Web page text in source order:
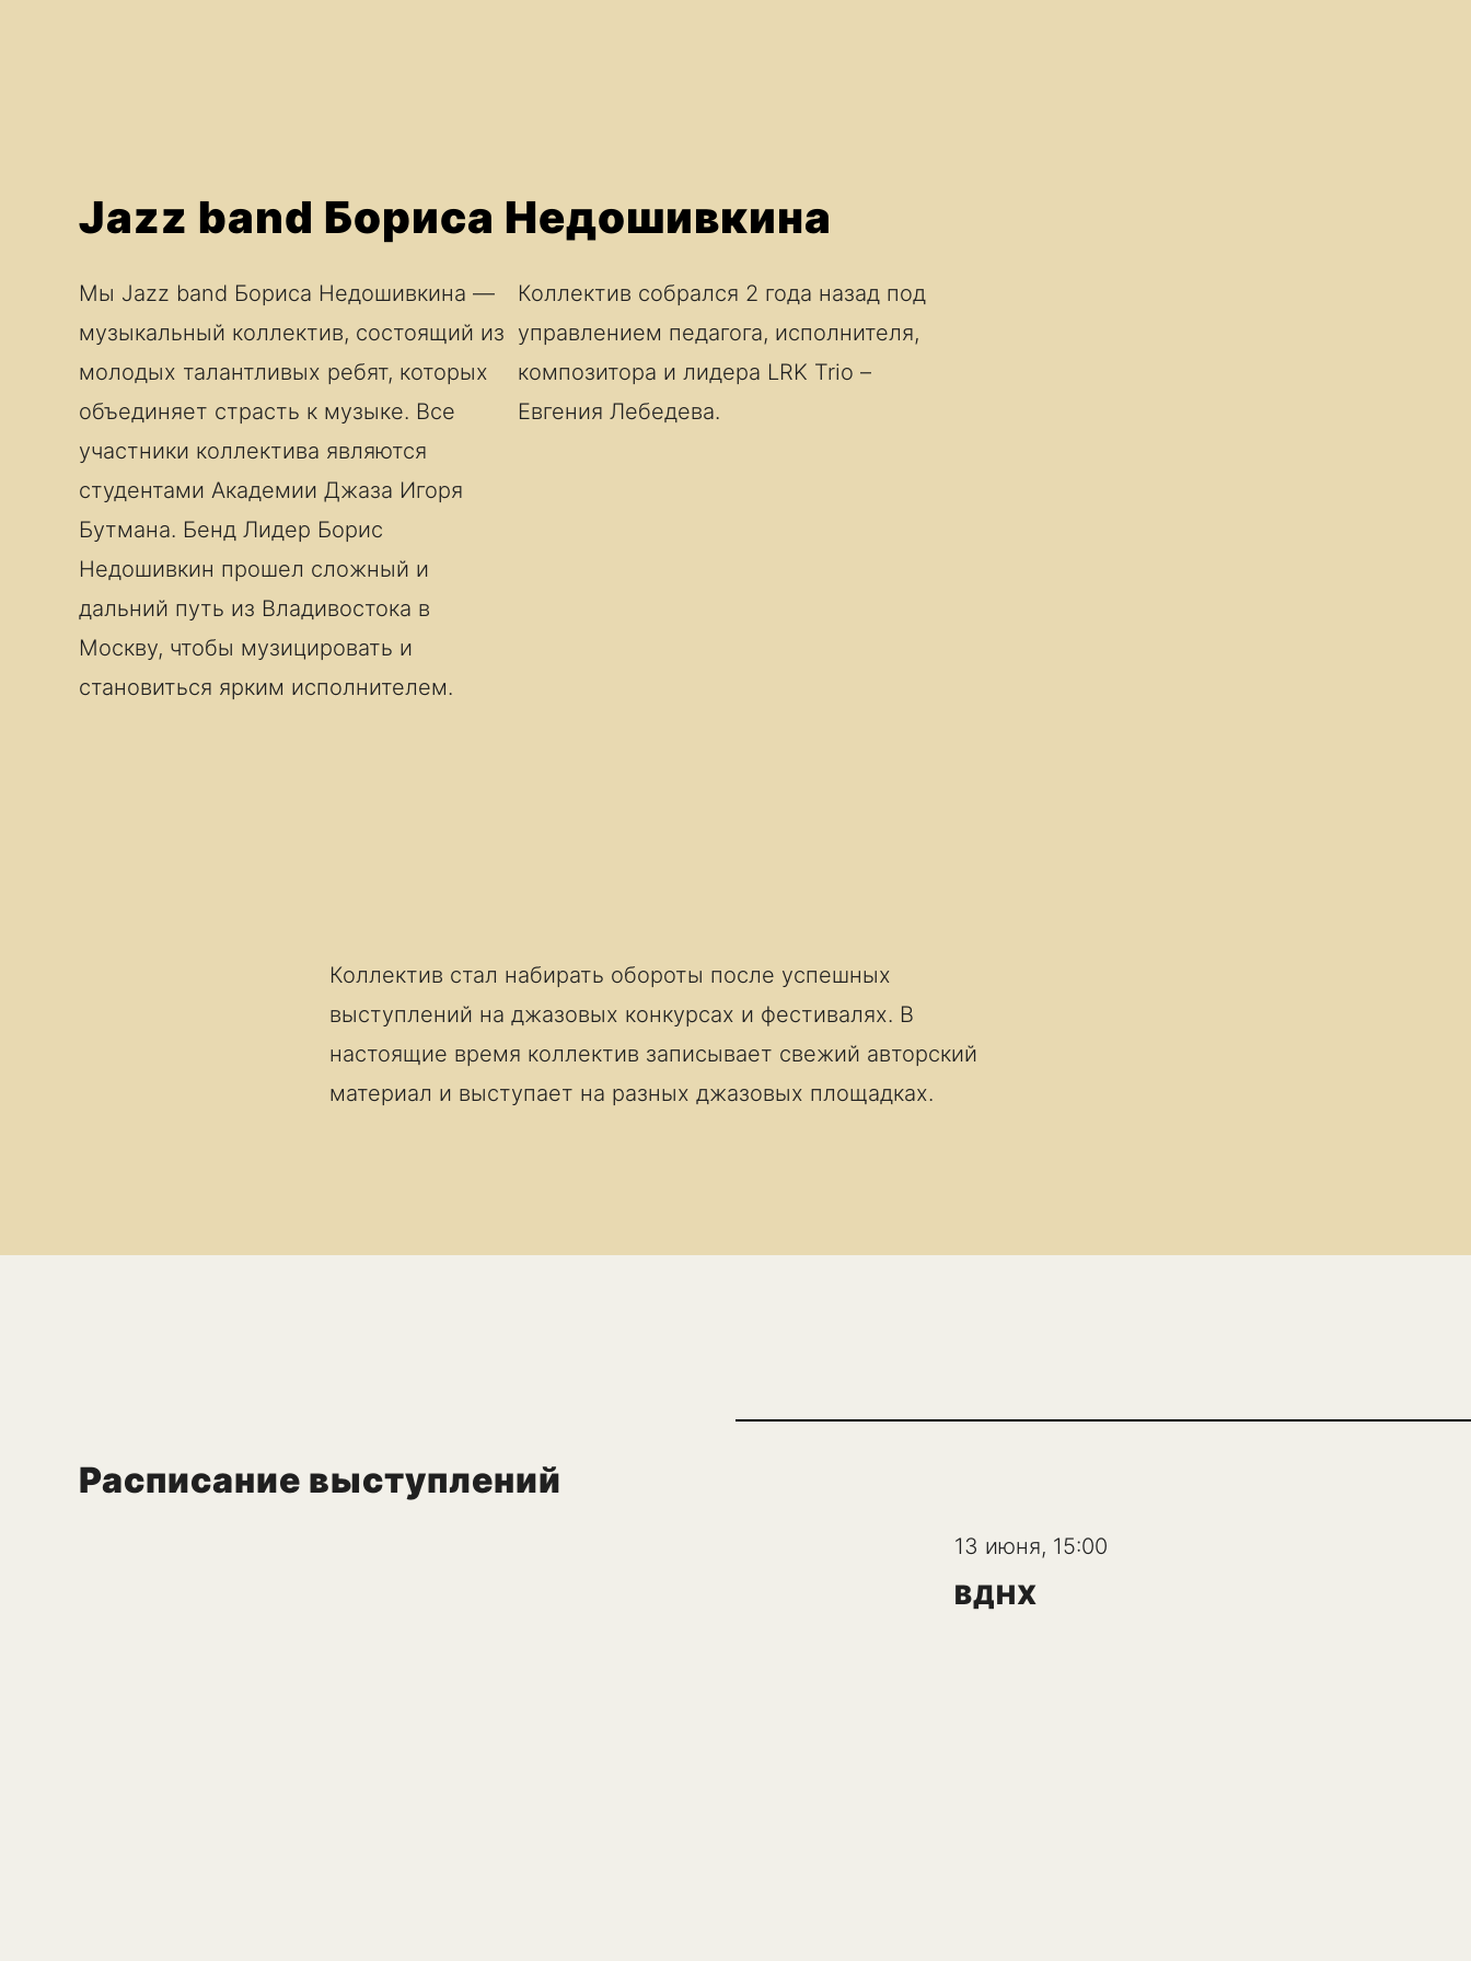
Jazz band Бориса Недошивкина
Мы Jazz band Бориса Недошивкина —
музыкальный коллектив, состоящий из
молодых талантливых ребят, которых
объединяет страсть к музыке. Все
участники коллектива являются
студентами Академии Джаза Игоря
Бутмана. Бенд Лидер Борис
Недошивкин прошел сложный и
дальний путь из Владивостока в
Москву, чтобы музицировать и
становиться ярким исполнителем.
Коллектив собрался 2 года назад под
управлением педагога, исполнителя,
композитора и лидера LRK Trio –
Евгения Лебедева.
Коллектив стал набирать обороты после успешных
выступлений на джазовых конкурсах и фестивалях. В
настоящие время коллектив записывает свежий авторский
материал и выступает на разных джазовых площадках.
Расписание выступлений
13 июня, 15:00
ВДНХ